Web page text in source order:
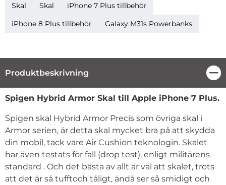
Skal Skal
iPhone 7 Plus tillbehör
iPhone 8 Plus tillbehör
Galaxy M31s Powerbanks
Produktbeskrivning
Produktbeskrivning
Spigen Hybrid Armor Skal till Apple iPhone 7 Plus.
Spigen skal Hybrid Armor Precis som övriga skal i
Armor serien, är detta skal mycket bra på att skydda
din mobil, tack vare Air Cushion teknologin. Skalet
har även testats för fall (drop test), enligt militärens
standard . Och det bästa av allt är väl att skalet, trots
att det är så tufftoch tåligt, ändå ser så smidigt och